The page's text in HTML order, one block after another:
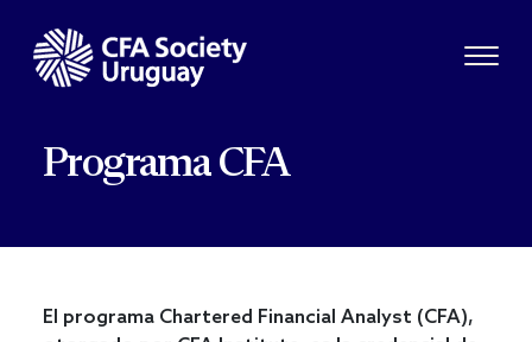
Programa CFA
El programa Chartered Financial Analyst (CFA),